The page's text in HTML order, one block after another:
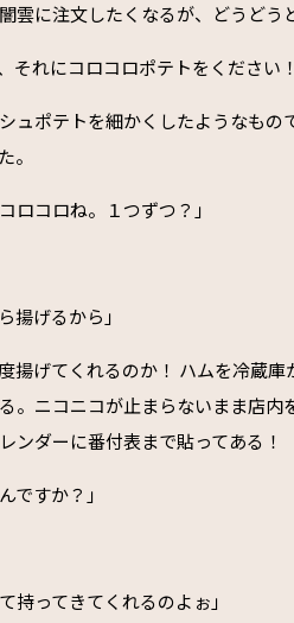
雲に注文したくなるが、どうどう
それにコロコロポテトをください！
ュポテトを細かくしたようなも
。
ロコロね。１つずつ？」
揚げるから」
揚げてくれるのか！ ハムを冷蔵庫
。ニコニコが止まらないまま店
ンダーに番付表まで貼ってある！
ですか？」
持ってきてくれるのよぉ」